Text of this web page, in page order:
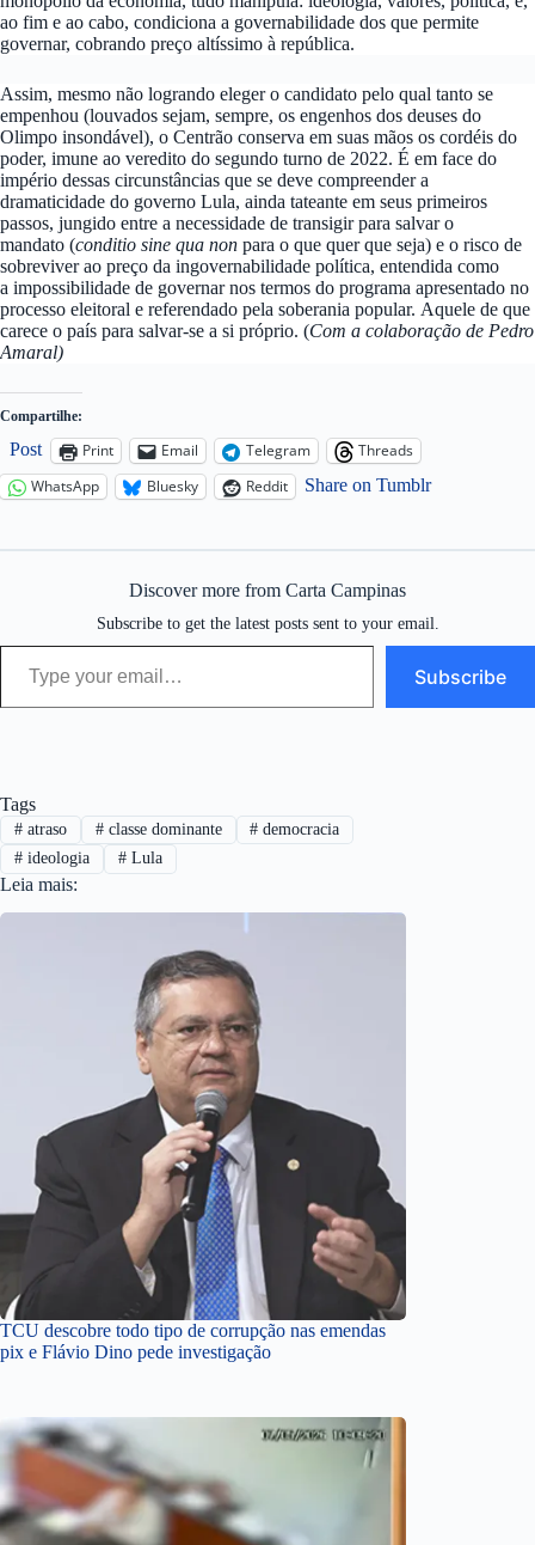
ao fim e ao cabo, condiciona a governabilidade dos que permite
governar, cobrando preço altíssimo à república.
Assim, mesmo não logrando eleger o candidato pelo qual tanto se
empenhou (louvados sejam, sempre, os engenhos dos deuses do
Olimpo insondável), o Centrão conserva em suas mãos os cordéis do
poder, imune ao veredito do segundo turno de 2022. É em face do
império dessas circunstâncias que se deve compreender a
dramaticidade do governo Lula, ainda tateante em seus primeiros
passos, jungido entre a necessidade de transigir para salvar o
mandato (conditio sine qua non para o que quer que seja) e o risco de
sobreviver ao preço da ingovernabilidade política, entendida como
a impossibilidade de governar nos termos do programa apresentado no
processo eleitoral e referendado pela soberania popular. Aquele de que
carece o país para salvar-se a si próprio. (Com a colaboração de Pedro
Amaral)
Compartilhe:
Post Print Email Telegram
Threads
WhatsApp
Bluesky Reddit Share on Tumblr
Discover more from Carta Campinas
Subscribe to get the latest posts sent to your email.
Type your email…
Subscribe
Tags
#atraso #classe dominante # democracia
#ideologia #Lula
Leia mais:
TCU descobre todo tipo de corrupção nas emendas
pix e Flávio Dino pede investigação